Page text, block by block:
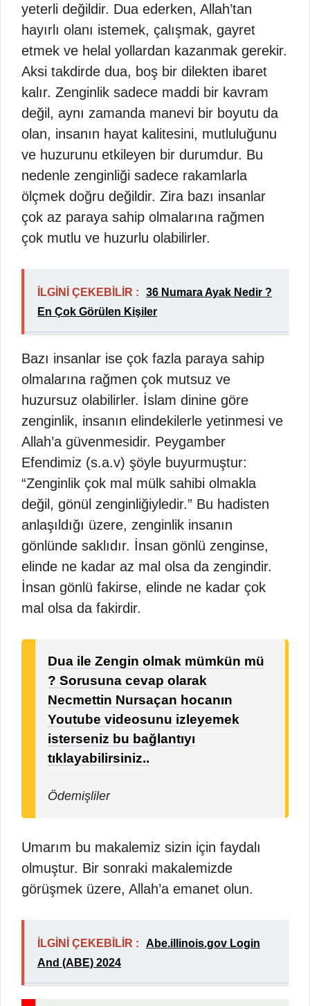
yeterli değildir. Dua ederken, Allah’tan
hayırlı olanı istemek, çalışmak, gayret
etmek ve helal yollardan kazanmak gerekir.
Aksi takdirde dua, boş bir dilekten ibaret
kalır. Zenginlik sadece maddi bir kavram
değil, aynı zamanda manevi bir boyutu da
olan, insanın hayat kalitesini, mutluluğunu
ve huzurunu etkileyen bir durumdur. Bu
nedenle zenginliği sadece rakamlarla
ölçmek doğru değildir. Zira bazı insanlar
çok az paraya sahip olmalarına rağmen
çok mutlu ve huzurlu olabilirler.
İLGİNİ ÇEKEBİLİR :
36 Numara Ayak Nedir ?
En Çok Görülen Kişiler
Bazı insanlar ise çok fazla paraya sahip
olmalarına rağmen çok mutsuz ve
huzursuz olabilirler. İslam dinine göre
zenginlik, insanın elindekilerle yetinmesi ve
Allah’a güvenmesidir. Peygamber
Efendimiz (s.a.v) şöyle buyurmuştur:
“Zenginlik çok mal mülk sahibi olmakla
değil, gönül zenginliğiyledir.” Bu hadisten
anlaşıldığı üzere, zenginlik insanın
gönlünde saklıdır. İnsan gönlü zenginse,
elinde ne kadar az mal olsa da zengindir.
İnsan gönlü fakirse, elinde ne kadar çok
mal olsa da fakirdir.
Dua ile Zengin olmak mümkün mü
? Sorusuna cevap olarak
Necmettin Nursaçan hocanın
Youtube videosunu izleyemek
isterseniz bu bağlantıyı
tıklayabilirsiniz..
Ödemişliler
Umarım bu makalemiz sizin için faydalı
olmuştur. Bir sonraki makalemizde
görüşmek üzere, Allah’a emanet olun.
İLGİNİ ÇEKEBİLİR :
Abe.illinois.gov Login
And (ABE) 2024